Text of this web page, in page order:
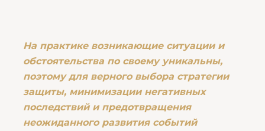
На практике возникающие ситуации и
обстоятельства по своему уникальны,
поэтому для верного выбора стратегии
защиты, минимизации негативных
последствий и предотвращения
неожиданного развития событий